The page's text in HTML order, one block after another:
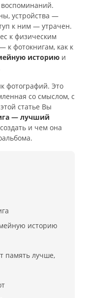
устройства —
к ним — утрачен.
к физическим
к фотокнигам, как к
историю и
фотографий. Это
со смыслом, с
статье Вы
— лучший
и чем она
историю
память лучше,